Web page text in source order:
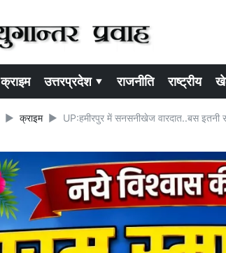
क्राइम उत्तरप्रदेश ▾ राजनीति राष्ट्रीय
क्राइम UP:हमीरपुर में सनसनीखेज वारदात..बस इतनी